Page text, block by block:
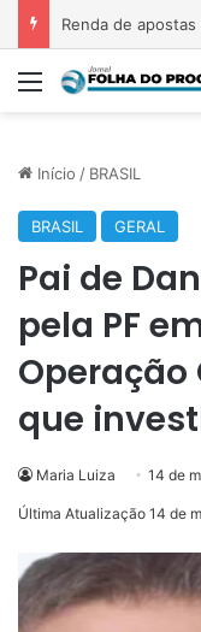
Menu
Início / BRASIL
BRASIL GERAL
Pai de
pela PF
Operação
que
Maria Luiza 14 de
Última Atualização 14 de